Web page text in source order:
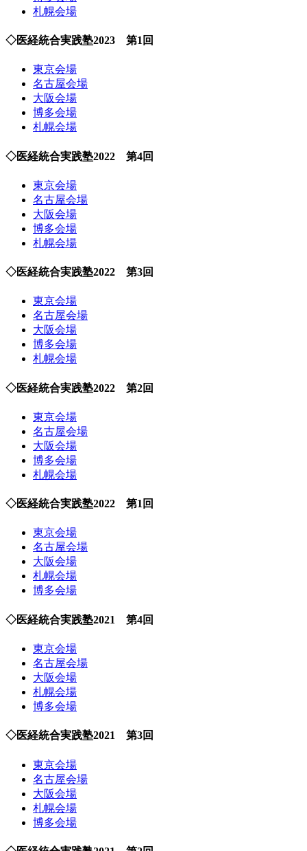
札幌会場
◇医経統合実践塾2023 第1回
東京会場
名古屋会場
大阪会場
博多会場
札幌会場
◇医経統合実践塾2022 第4回
東京会場
名古屋会場
大阪会場
博多会場
札幌会場
◇医経統合実践塾2022 第3回
東京会場
名古屋会場
大阪会場
博多会場
札幌会場
◇医経統合実践塾2022 第2回
東京会場
名古屋会場
大阪会場
博多会場
札幌会場
◇医経統合実践塾2022 第1回
東京会場
名古屋会場
大阪会場
札幌会場
博多会場
◇医経統合実践塾2021 第4回
東京会場
名古屋会場
大阪会場
札幌会場
博多会場
◇医経統合実践塾2021 第3回
東京会場
名古屋会場
大阪会場
札幌会場
博多会場